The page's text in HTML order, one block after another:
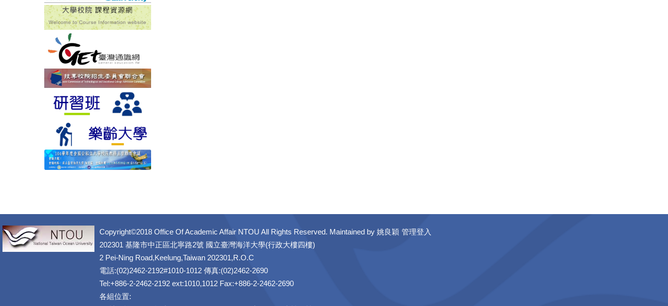
Copyright©2018 Office Of Academic Affair NTOU All Rights Reserved. Maintained by 姚良穎 管理登入
202301 基隆市中正區北寧路2號 國立臺灣海洋大學(行政大樓四樓)
2 Pei-Ning Road,Keelung,Taiwan 202301,R.O.C
電話:(02)2462-2192#1010-1012 傳真:(02)2462-2690
Tel:+886-2-2462-2192 ext:1010,1012 Fax:+886-2-2462-2690
各組位置: